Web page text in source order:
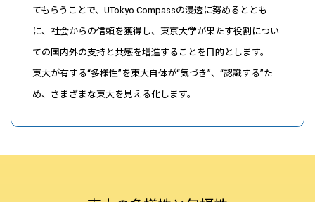
てもらうことで、UTokyo Compassの浸透に努めるととも
に、社会からの信頼を獲得し、東京大学が果たす役割につい
ての国内外の支持と共感を増進することを目的とします。
東大が有する“多様性”を東大自体が“気づき”、“認識する”た
め、さまざまな東大を見える化します。